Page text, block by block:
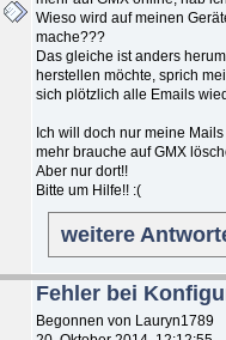
Wieso wird auf meinen
mache???
Das gleiche ist anders
herstellen möchte, sprich
sich plötzlich alle Emails
Ich will doch nur meine
mehr brauche auf GMX
Aber nur dort!!
Bitte um Hilfe!! :(
weitere
Fehler bei
Begonnen von Lauryn1789